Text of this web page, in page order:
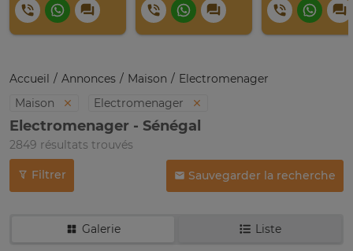
Accueil Annonces Maison
Electromenager
Maison
Electromenager
Electromenager - Sénégal
2849 résultats trouvés
Filtrer Sauvegarder la recherche
Galerie Liste